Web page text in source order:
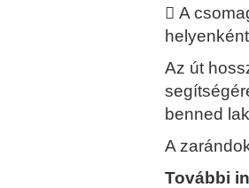
 A
Az út
benned
A
További